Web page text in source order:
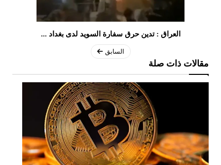
العراق : تدين حرق سفارة السويد لدى بغداد ...
السابق
مقالات ذات صلة